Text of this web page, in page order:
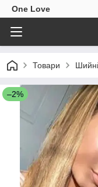
One Love
Товари
–2%